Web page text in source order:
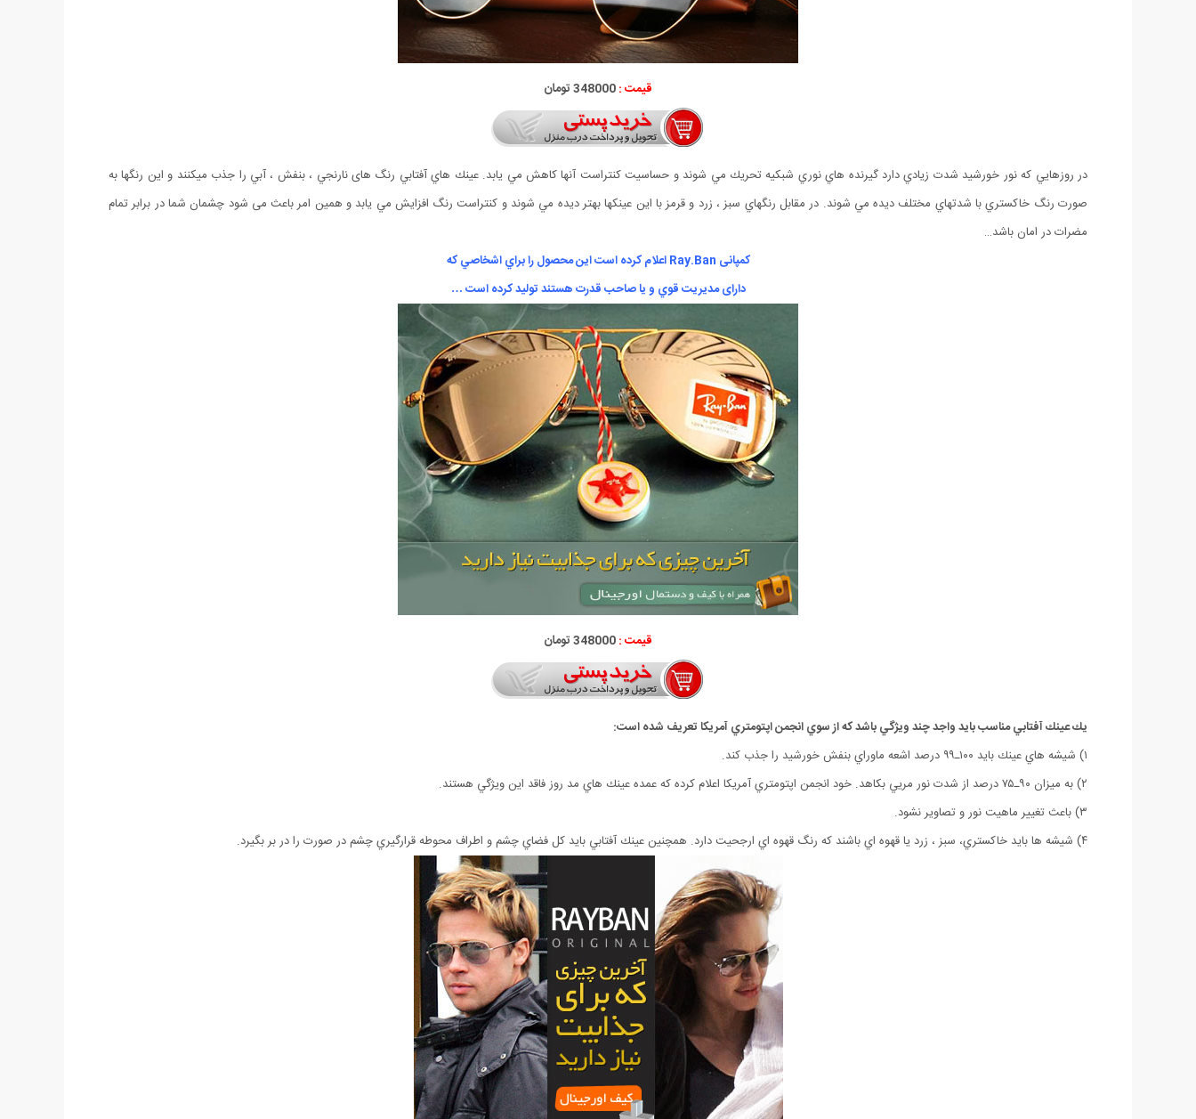
قیمت :
در روزهايي كه نور خورشيد شدت زيادي دارد گيرنده هاي نوري شبكيه تحريك مي شوند و حساسيت كنتراست آنها كاهش مي يابد. عينك هاي آفتابي رنگ های نارنجي ، بنفش ، آبي را جذب ميكنند و اين رنگها به
صورت رنگ خاكستري با شدتهاي مختلف ديده مي شوند. در مقابل رنگهاي سبز ، زرد و قرمز با اين عينكها بهتر ديده مي شوند و كنتراست رنگ افزايش مي يابد و همین امر باعث می شود چشمان شما در برابر تمام
مضرات در امان باشد…
کمپانی Ray.Ban اعلام كرده است اين محصول را براي اشخاصي كه
دارای مديريت قوي و يا صاحب قدرت هستند توليد كرده است …
قیمت :
يك عينك آفتابي مناسب بايد واجد چند ويژگي باشد كه از سوي انجمن اپتومتري آمريكا تعريف شده است:
۱) شيشه هاي عينك بايد ۱۰۰ـ۹۹ درصد اشعه ماوراي بنفش خورشيد را جذب كند.
۲) به ميزان ۹۰ـ۷۵ درصد از شدت نور مريي بكاهد. خود انجمن اپتومتري آمريكا اعلام كرده كه عمده عينك هاي مد روز فاقد اين ويژگي هستند.
۳) باعث تغيير ماهيت نور و تصاوير نشود.
۴) شيشه ها بايد خاكستري، سبز ، زرد يا قهوه اي باشند كه رنگ قهوه اي ارجحيت دارد. همچنين عينك آفتابي بايد كل فضاي چشم و اطراف محوطه قرارگيري چشم در صورت را در بر بگيرد.